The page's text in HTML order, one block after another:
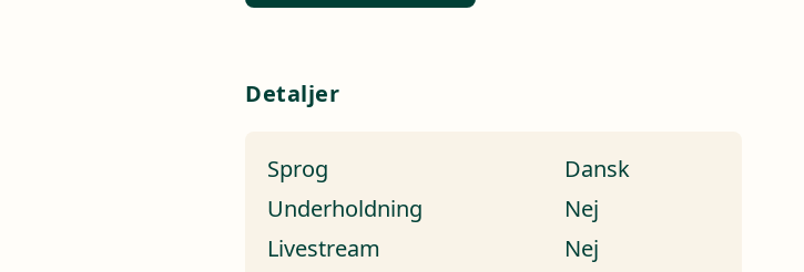
Detaljer
Sprog
Dansk
Underholdning
Nej
Livestream
Nej